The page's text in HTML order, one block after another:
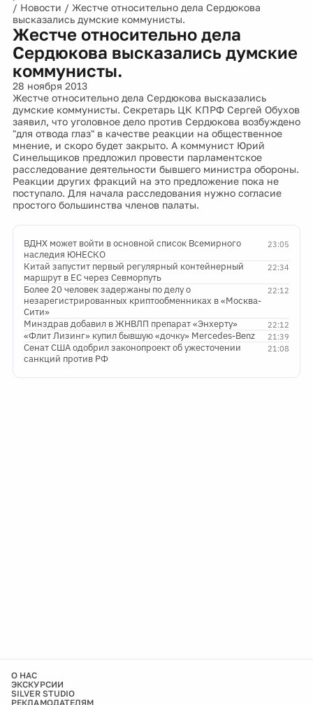
/ Новости / Жестче относительно дела Сердюкова
высказались думские коммунисты.
Жестче относительно дела
Сердюкова высказались думские
коммунисты.
28 ноября 2013
Жестче относительно дела Сердюкова высказались
думские коммунисты. Секретарь ЦК КПРФ Сергей Обухов
заявил, что уголовное дело против Сердюкова возбуждено
"для отвода глаз" в качестве реакции на общественное
мнение, и скоро будет закрыто. А коммунист Юрий
Синельщиков предложил провести парламентское
расследование деятельности бывшего министра обороны.
Реакции других фракций на это предложение пока не
поступало. Для начала расследования нужно согласие
простого большинства членов палаты.
23:05
ВДНХ может войти в основной список Всемирного
наследия ЮНЕСКО
22:34
Китай запустит первый регулярный контейнерный
маршрут в ЕС через Севморпуть
22:12
Более 20 человек задержаны по делу о
незарегистрированных криптообменниках в «Москва-
Сити»
22:12
Минздрав добавил в ЖНВЛП препарат «Энхерту»
21:39
«Флит Лизинг» купил бывшую «дочку» Mercedes-Benz
21:08
Сенат США одобрил законопроект об ужесточении
санкций против РФ
О НАС
ЭКСКУРСИИ
SILVER STUDIO
РЕКЛАМОДАТЕЛЯМ